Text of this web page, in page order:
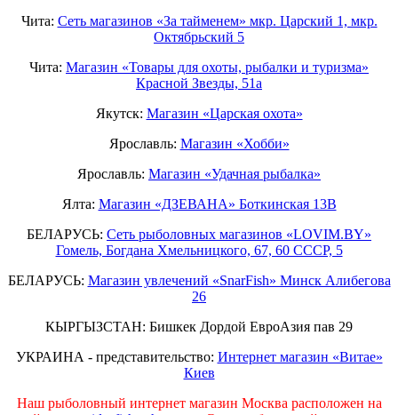
Чита: Сеть магазинов «За тайменем» мкр. Царский 1, мкр.
Октябрьский 5
Чита: Магазин «Товары для охоты, рыбалки и туризма»
Красной Звезды, 51а
Якутск: Магазин «Царская охота»
Ярославль: Магазин «Хобби»
Ярославль: Магазин «Удачная рыбалка»
Ялта: Магазин «ДЗЕВАНА» Боткинская 13В
БЕЛАРУСЬ: Сеть рыболовных магазинов «LOVIM.BY»
Гомель, Богдана Хмельницкого, 67, 60 СССР, 5
БЕЛАРУСЬ: Магазин увлечений «SnarFish» Минск Алибегова
26
КЫРГЫЗСТАН: Бишкек Дордой ЕвроАзия пав 29
УКРАИНА - представительство: Интернет магазин «Витае»
Киев
Наш рыболовный интернет магазин Москва расположен на